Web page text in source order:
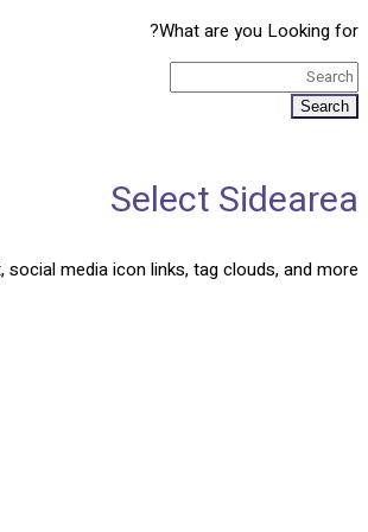
What are you Looking for?
Search
Select Sidearea
media icon links, tag clouds, and more.